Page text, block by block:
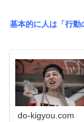
基本的に人は「行動
do-kigyou.com